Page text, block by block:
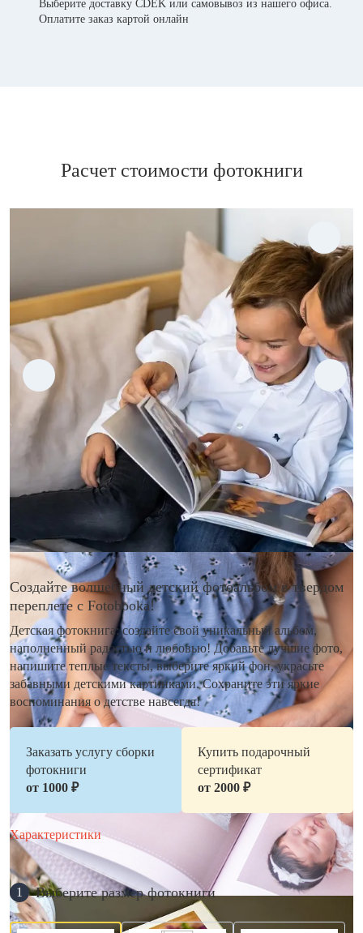
Выберите доставку CDEK или самовывоз из нашего офиса.
Оплатите заказ картой онлайн
Расчет стоимости фотокниги
Создайте волшебный детский фотоальбом в твердом
переплете с Fotobooka!
Детская фотокнига: создайте свой уникальный альбом,
наполненный радостью и любовью! Добавьте лучшие фото,
напишите теплые тексты, выберите яркий фон, украсьте
забавными детскими картинками. Сохраните эти яркие
воспоминания о детстве навсегда!
Заказать услугу сборки
фотокниги
от 1000 ₽
Купить подарочный
сертификат
от 2000 ₽
Характеристики
1 Выберите размер фотокниги